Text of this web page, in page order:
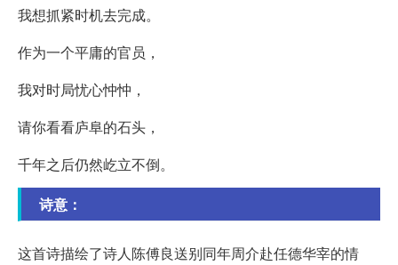
我想抓紧时机去完成。
作为一个平庸的官员，
我对时局忧心忡忡，
请你看看庐阜的石头，
千年之后仍然屹立不倒。
诗意：
这首诗描绘了诗人陈傅良送别同年周介赴任德华宰的情